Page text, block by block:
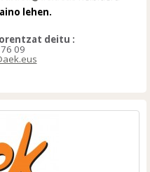
lehen.
deitu :
09